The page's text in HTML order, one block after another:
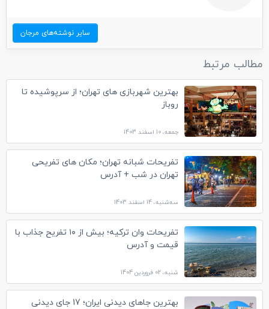
سایر نوشته‌های مرجان
مطالب مرتبط
بهترین شهربازی های تهران؛ از سرپوشیده تا
روباز
جمعه، 10 اسفند 1403
تفریحات شبانه تهران؛ مکان های تفریحی
تهران در شب + آدرس
سه‌شنبه، 14 اسفند 1403
تفریحات وان ترکیه؛ بیش از ۱۰ تفریح جذاب با
قیمت و آدرس
شنبه، 02 فروردین 1404
بهترین جاهای دیدنی ایران؛ 17 جای دیدنی